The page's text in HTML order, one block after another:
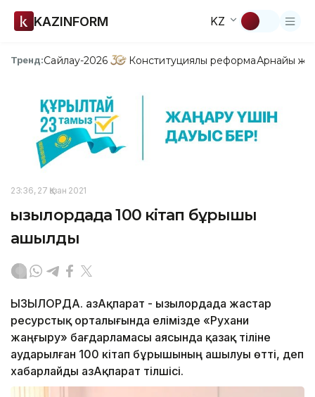
KAZINFORM KZ
Тренд:Сайлау-2026 Конституциялық реформаАрнайы
23:36, 27 Қазан 2021
Қызылордада 100 кітап бұрышы
ашылды
ҚЫЗЫЛОРДА. ҚазАқпарат - Қызылордада жастар
ресурстық орталығында елімізде «Рухани
жаңғыру» бағдарламасы аясында қазақ тіліне
аударылған 100 кітап бұрышының ашылуы өтті, деп
хабарлайды ҚазАқпарат тілшісі.